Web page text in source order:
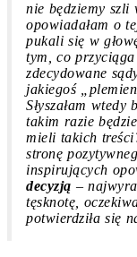
nie będziemy szli
opowiadałam o
pukali się w
tym, co
zdecydowane
jakiegoś
Słyszałam
takim razie
mieli takich
stronę
inspirujących
decyzją –
tęsknotę,
potwierdziła się